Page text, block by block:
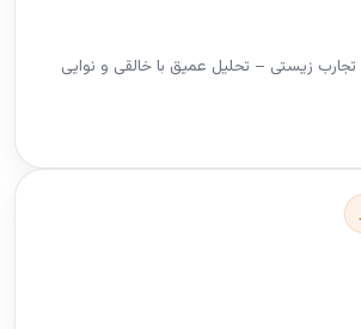
زیستی – تحلیل عمیق با خالقی و نوایی